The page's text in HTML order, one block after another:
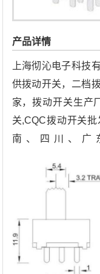
产品详情
上海彻沁电子科技
供拨动开关，二档
家，拨动开关生产
关,CQC拨动开关
南、四川、广